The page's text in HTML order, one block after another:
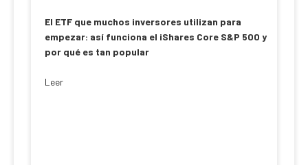
El ETF que muchos inversores utilizan para
empezar: así funciona el iShares Core S&P 500 y
por qué es tan popular
Leer